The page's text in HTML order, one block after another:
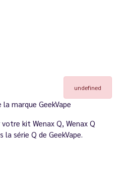
undefined
la marque GeekVape
kit Wenax Q, Wenax Q
série Q de GeekVape.